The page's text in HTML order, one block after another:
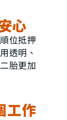
心
位抵押
透明、
胎更加
工作